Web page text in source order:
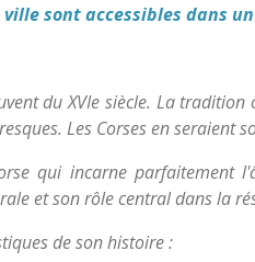
sont accessibles dans
du XVIe siècle. La
Les Corses en seraient
qui incarne parfaitement
et son rôle central dans la
de son histoire :